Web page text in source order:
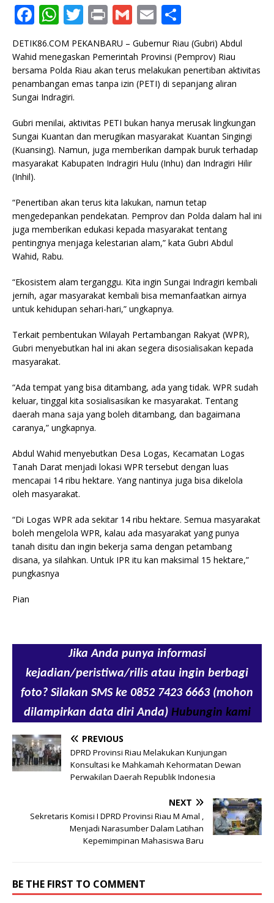
F
a
c
e
b
o
k
W
h
at
s
A
p
T
w
it
te
r
P
ri
n
t
G
m
ai
l
E
m
ai
l
h
ar
e
DETIK86.COM PEKANBARU – Gubernur Riau (Gubri) Abdul
Wahid menegaskan Pemerintah Provinsi (Pemprov) Riau
bersama Polda Riau akan terus melakukan penertiban aktivitas
penambangan emas tanpa izin (PETI) di sepanjang aliran
Sungai Indragiri.
Gubri menilai, aktivitas PETI bukan hanya merusak lingkungan
Sungai Kuantan dan merugikan masyarakat Kuantan Singingi
(Kuansing). Namun, juga memberikan dampak buruk terhadap
masyarakat Kabupaten Indragiri Hulu (Inhu) dan Indragiri Hilir
(Inhil).
“Penertiban akan terus kita lakukan, namun tetap
mengedepankan pendekatan. Pemprov dan Polda dalam hal ini
juga memberikan edukasi kepada masyarakat tentang
pentingnya menjaga kelestarian alam,” kata Gubri Abdul
Wahid, Rabu.
“Ekosistem alam terganggu. Kita ingin Sungai Indragiri kembali
jernih, agar masyarakat kembali bisa memanfaatkan airnya
untuk kehidupan sehari-hari,” ungkapnya.
Terkait pembentukan Wilayah Pertambangan Rakyat (WPR),
Gubri menyebutkan hal ini akan segera disosialisakan kepada
masyarakat.
“Ada tempat yang bisa ditambang, ada yang tidak. WPR sudah
keluar, tinggal kita sosialisasikan ke masyarakat. Tentang
daerah mana saja yang boleh ditambang, dan bagaimana
caranya,” ungkapnya.
Abdul Wahid menyebutkan Desa Logas, Kecamatan Logas
Tanah Darat menjadi lokasi WPR tersebut dengan luas
mencapai 14 ribu hektare. Yang nantinya juga bisa dikelola
oleh masyarakat.
“Di Logas WPR ada sekitar 14 ribu hektare. Semua masyarakat
boleh mengelola WPR, kalau ada masyarakat yang punya
tanah disitu dan ingin bekerja sama dengan petambang
disana, ya silahkan. Untuk IPR itu kan maksimal 15 hektare,”
pungkasnya
Pian
Jika Anda punya informasi
kejadian/peristiwa/rilis atau ingin berbagi
foto? Silakan SMS ke 0852 7423 6663 (mohon
dilampirkan data diri Anda) Hubungin kami
PREVIOUS
DPRD Provinsi Riau Melakukan Kunjungan
Konsultasi ke Mahkamah Kehormatan Dewan
Perwakilan Daerah Republik Indonesia
NEXT
Sekretaris Komisi I DPRD Provinsi Riau M Amal ,
Menjadi Narasumber Dalam Latihan
Kepemimpinan Mahasiswa Baru
BE THE FIRST TO COMMENT